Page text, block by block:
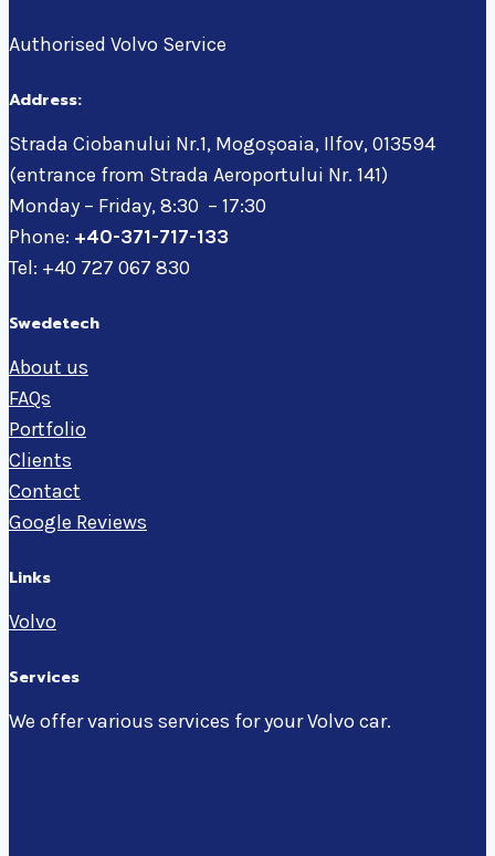
Authorised Volvo Service
Address:
Strada Ciobanului Nr.1, Mogoșoaia, Ilfov, 013594
(entrance from Strada Aeroportului Nr. 141)
Monday – Friday, 8:30 – 17:30
Phone: +40-371-717-133
Tel: +40 727 067 830
Swedetech
About us
FAQs
Portfolio
Clients
Contact
Google Reviews
Links
Volvo
Services
We offer various services for your Volvo car.